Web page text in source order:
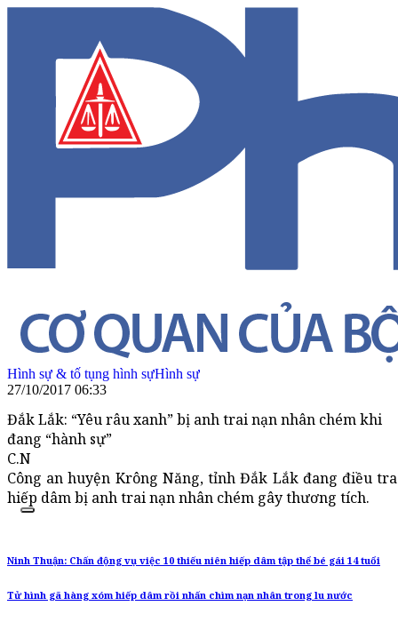
Hình sự & tố tụng hình sựHình sự
27/10/2017 06:33
Đắk Lắk: “Yêu râu xanh” bị anh trai nạn nhân chém khi
đang “hành sự”
C.N
Công an huyện Krông Năng, tỉnh Đắk Lắk đang điều
hiếp dâm bị anh trai nạn nhân chém gây thương tích.
Ninh Thuận: Chấn động vụ việc 10 thiếu niên hiếp dâm tập thể bé gái 14 tuổi
Tử hình gã hàng xóm hiếp dâm rồi nhấn chìm nạn nhân trong lu nước